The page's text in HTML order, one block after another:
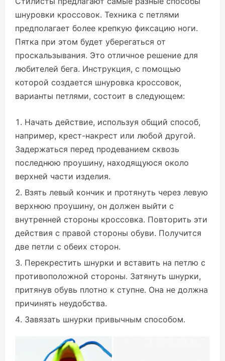
шнуровки кроссовок. Техника с петлями
предполагает более крепкую фиксацию ноги.
Пятка при этом будет уберегаться от
проскальзывания. Это отличное решение для
любителей бега. Инструкция, с помощью
которой создается шнуровка кроссовок,
варианты петлями, состоит в следующем:
Начать действие, используя общий способ,
например, крест-накрест или любой другой.
Задержаться перед продеванием сквозь
последнюю проушину, находящуюся около
верхней части изделия.
Взять левый кончик и протянуть через левую
верхнюю проушину, он должен выйти с
внутренней стороны кроссовка. Повторить эти
действия с правой стороны обуви. Получится
две петли с обеих сторон.
Перекрестить шнурки и вставить на петлю с
противоположной стороны. Затянуть шнурки,
притянув обувь плотно к ступне. Она не должна
причинять неудобства.
Завязать шнурки привычным способом.